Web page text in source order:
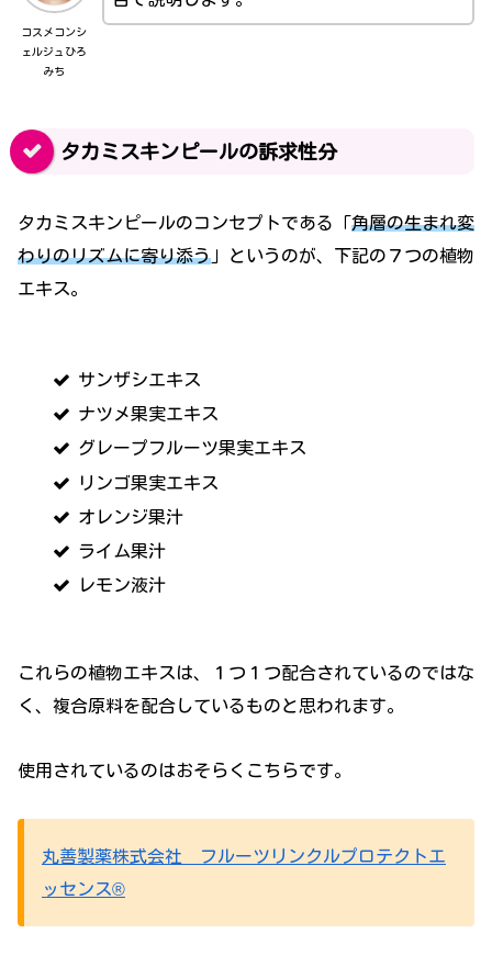
コスメコンシ
ェルジュひろ
みち
タカミスキンピールの訴求性分
タカミスキンピールのコンセプトである「角層の生まれ変
わりのリズムに寄り添う 」というのが、下記の７つの植物
エキス。
サンザシエキス
ナツメ果実エキス
グレープフルーツ果実エキス
リンゴ果実エキス
オレンジ果汁
ライム果汁
レモン液汁
これらの植物エキスは、１つ１つ配合されているのではな
く、複合原料を配合しているものと思われます。
使用されているのはおそらくこちらです。
丸善製薬株式会社 フルーツリンクルプロテクトエ
ッセンス®